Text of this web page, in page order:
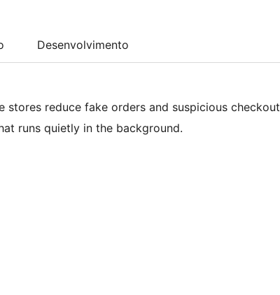
Desenvolvimento
stores reduce fake orders and suspicious checkout
runs quietly in the background.